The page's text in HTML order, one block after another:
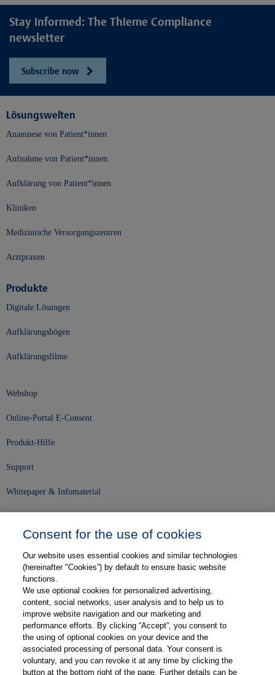
Stay informed: The Thieme Compliance
newsletter
Subscribe now
Lösungswelten
Anamnese von Patient*innen
Aufnahme von Patient*innen
Aufklärung von Patient*innen
Kliniken
Medizinische Versorgungszentren
Arztpraxen
Produkte
Digitale Lösungen
Aufklärungsbögen
Aufklärungsfilme
Webshop
Online-Portal E-Consent
Produkt-Hilfe
Support
Whitepaper & Infomaterial
Karriere
Kontakt
Web-Semniare
Anwenderberichte
Partner
Consent for the use of cookies
Our website uses essential cookies and similar technologies
(hereinafter "Cookies”) by default to ensure basic website
functions.
We use optional cookies for personalized advertising,
content, social networks, user analysis and to help us to
improve website navigation and our marketing and
performance efforts. By clicking “Accept”, you consent to
the using of optional cookies on your device and the
associated processing of personal data. Your consent is
voluntary, and you can revoke it at any time by clicking the
button at the bottom right of the page. Further details can be